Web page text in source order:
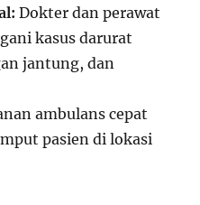
Dokter dan perawat
kasus darurat
jantung, dan
ambulans cepat
pasien di lokasi